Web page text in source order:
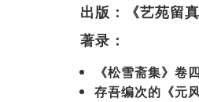
出版：《艺苑留
著录：
《松雪斋集》卷四
存吾编次的《元